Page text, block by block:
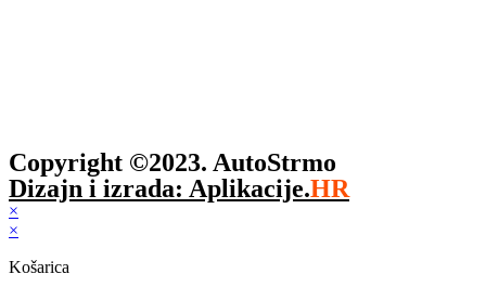
Copyright ©2023. AutoStrmo
Dizajn i izrada: Aplikacije.HR
×
×
Košarica